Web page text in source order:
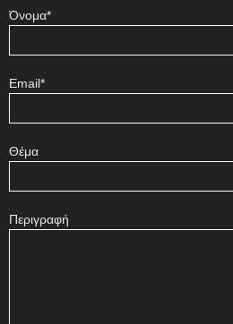
Όνομα*
Email*
Θέμα
Περιγραφή